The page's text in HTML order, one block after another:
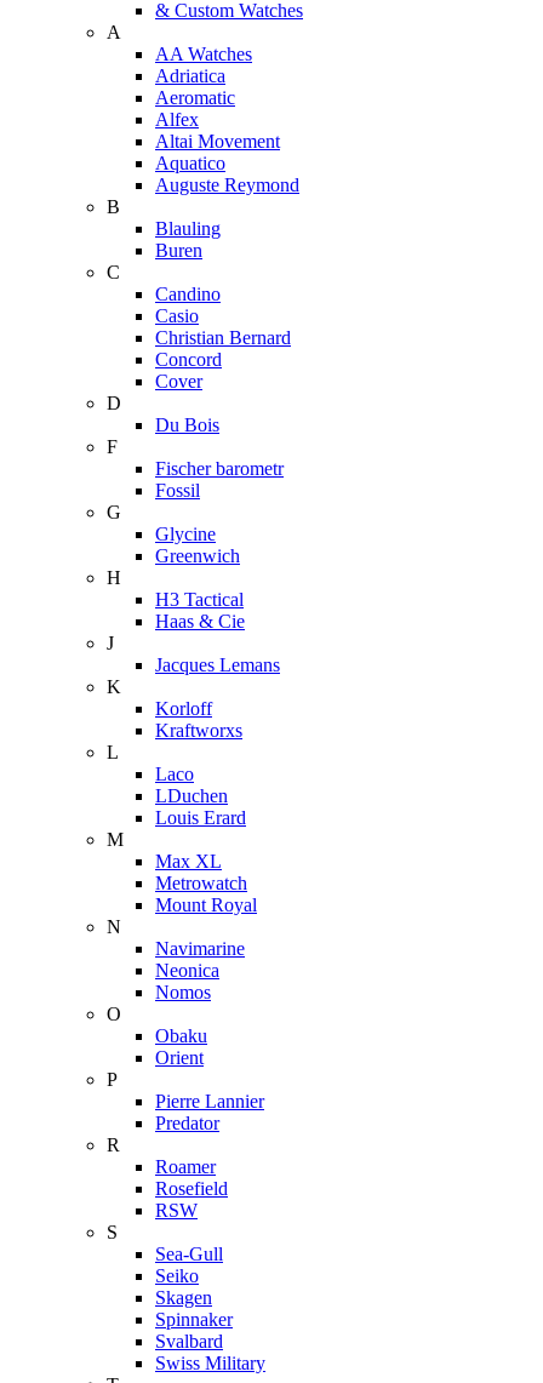
& Custom Watches
A
AA Watches
Adriatica
Aeromatic
Alfex
Altai Movement
Aquatico
Auguste Reymond
B
Blauling
Buren
C
Candino
Casio
Christian Bernard
Concord
Cover
D
Du Bois
F
Fischer barometr
Fossil
G
Glycine
Greenwich
H
H3 Tactical
Haas & Cie
J
Jacques Lemans
K
Korloff
Kraftworxs
L
Laco
LDuchen
Louis Erard
M
Max XL
Metrowatch
Mount Royal
N
Navimarine
Neonica
Nomos
O
Obaku
Orient
P
Pierre Lannier
Predator
R
Roamer
Rosefield
RSW
S
Sea-Gull
Seiko
Skagen
Spinnaker
Svalbard
Swiss Military